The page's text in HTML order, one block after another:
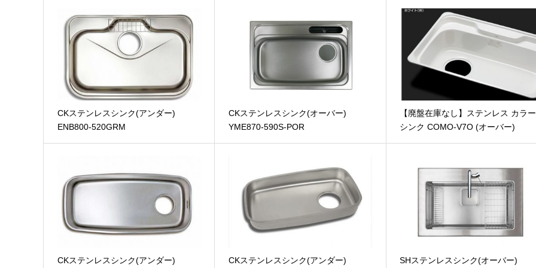
CKステンレスシンク(アンダー)
ENB800-520GRM
CKステンレスシンク(オーバー)
YME870-590S-POR
【廃盤在庫なし】ステンレス カラー
シンク COMO-V7O (オーバー)
CKステンレスシンク(アンダー) CKステンレスシンク(アンダー) SHステンレスシンク(オーバー)